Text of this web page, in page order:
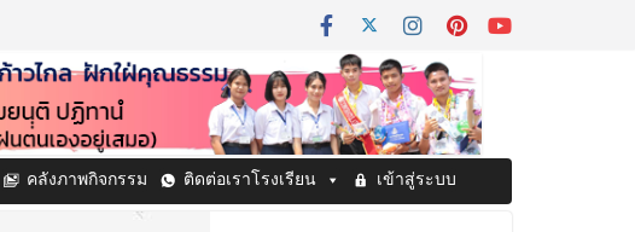
คลังภาพกิจกรรม ติดต่อเราโรงเรียน เข้าสู่ระบบ